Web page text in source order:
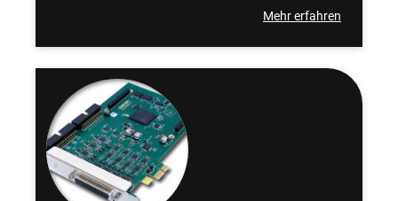
Mehr erfahren